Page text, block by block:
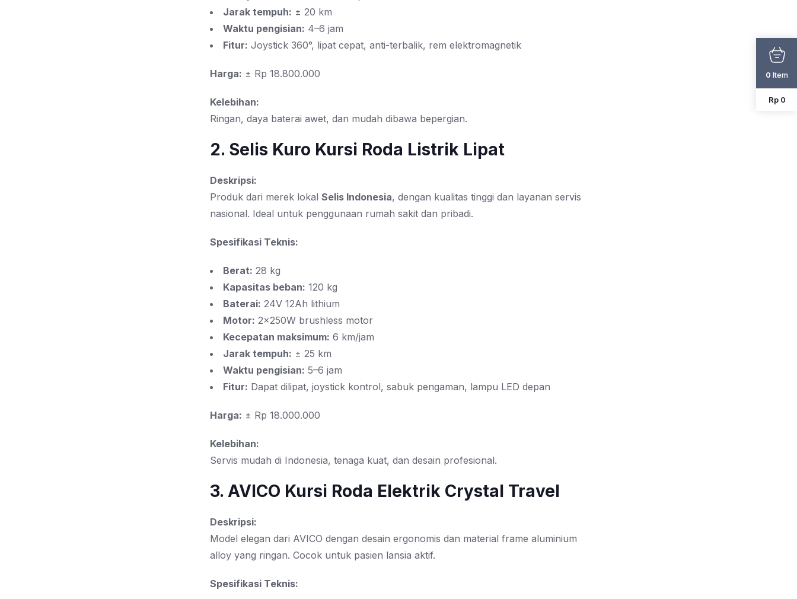
Jarak tempuh: ± 20 km
Waktu pengisian: 4–6 jam
Fitur: Joystick 360°, lipat cepat, anti-terbalik, rem elektromagnetik
Harga: ± Rp 18.800.000
Kelebihan:
Ringan, daya baterai awet, dan mudah dibawa bepergian.
2. Selis Kuro Kursi Roda Listrik Lipat
Deskripsi:
Produk dari merek lokal Selis Indonesia, dengan kualitas tinggi dan layanan servis
nasional. Ideal untuk penggunaan rumah sakit dan pribadi.
Spesifikasi Teknis:
Berat: 28 kg
Kapasitas beban: 120 kg
Baterai: 24V 12Ah lithium
Motor: 2×250W brushless motor
Kecepatan maksimum: 6 km/jam
Jarak tempuh: ± 25 km
Waktu pengisian: 5–6 jam
Fitur: Dapat dilipat, joystick kontrol, sabuk pengaman, lampu LED depan
Harga: ± Rp 18.000.000
Kelebihan:
Servis mudah di Indonesia, tenaga kuat, dan desain profesional.
3. AVICO Kursi Roda Elektrik Crystal Travel
Deskripsi:
Model elegan dari AVICO dengan desain ergonomis dan material frame aluminium
alloy yang ringan. Cocok untuk pasien lansia aktif.
Spesifikasi Teknis:
0 Item
Rp 0